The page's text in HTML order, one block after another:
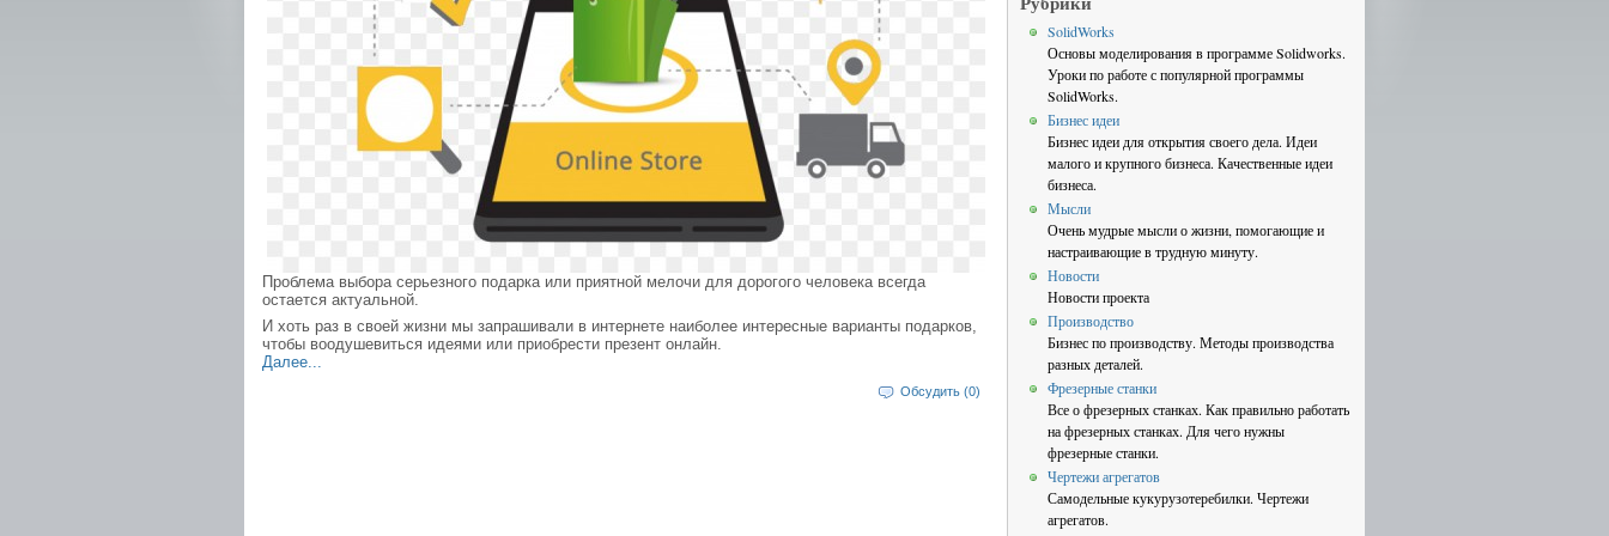
Проблема выбора серьезного подарка или приятной мелочи для дорогого человека всегда
остается актуальной.
И хоть раз в своей жизни мы запрашивали в интернете наиболее интересные варианты подарков,
чтобы воодушевиться идеями или приобрести презент онлайн.
Далее...
Обсудить (0)
SolidWorks
Основы моделирования в программе Solidworks.
Уроки по работе с популярной программы
SolidWorks.
Бизнес идеи
Бизнес идеи для открытия своего дела. Идеи
малого и крупного бизнеса. Качественные идеи
бизнеса.
Мысли
Очень мудрые мысли о жизни, помогающие и
настраивающие в трудную минуту.
Новости
Новости проекта
Производство
Бизнес по производству. Методы производства
разных деталей.
Фрезерные станки
Все о фрезерных станках. Как правильно работать
на фрезерных станках. Для чего нужны
фрезерные станки.
Чертежи агрегатов
Самодельные кукурузотеребилки. Чертежи
агрегатов.